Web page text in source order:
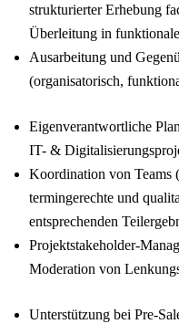
strukturierter Erhebung
Überleitung in
Ausarbeitung und
(organisatorisch,
Eigenverantwortliche
IT- &
Koordination von Teams
termingerechte und
entsprechenden
Projektstakeholder-
Moderation von
Unterstützung bei Pre-